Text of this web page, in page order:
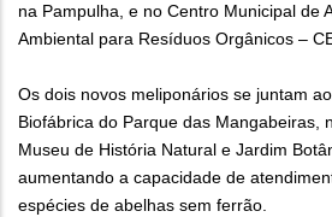
na Pampulha, e no Centro Municipal de
Ambiental para Resíduos Orgânicos –
Os dois novos meliponários se juntam
Biofábrica do Parque das Mangabeiras,
Museu de História Natural e Jardim
aumentando a capacidade de
espécies de abelhas sem ferrão.